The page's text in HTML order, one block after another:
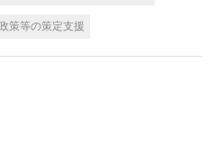
策等の策定支援